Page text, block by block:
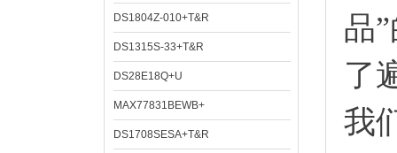
DS1804Z-010+T&R
DS1315S-33+T&R
DS28E18Q+U
MAX77831BEWB+
DS1708SESA+T&R
品
了
我